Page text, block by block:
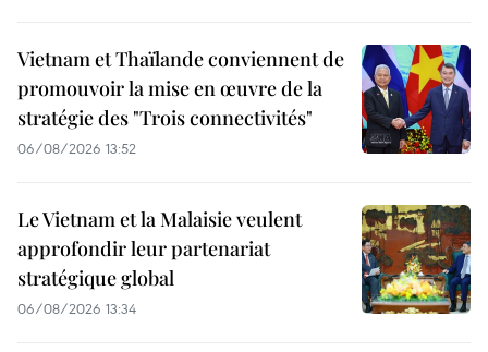
Vietnam et Thaïlande conviennent de
promouvoir la mise en œuvre de la
stratégie des "Trois connectivités"
06/08/2026 13:52
Le Vietnam et la Malaisie veulent
approfondir leur partenariat
stratégique global
06/08/2026 13:34